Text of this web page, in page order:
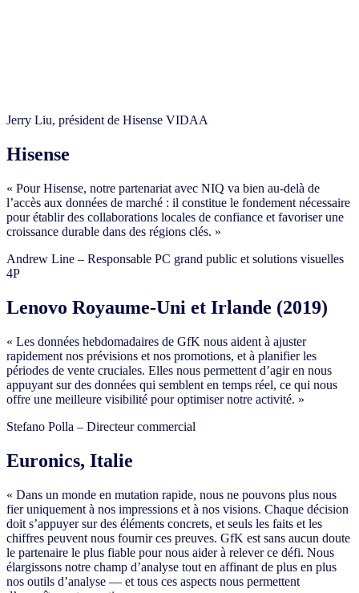
Jerry Liu, président de Hisense VIDAA
Hisense
« Pour Hisense, notre partenariat avec NIQ va bien au-delà de
l’accès aux données de marché : il constitue le fondement nécessaire
pour établir des collaborations locales de confiance et favoriser une
croissance durable dans des régions clés. »
Andrew Line – Responsable PC grand public et solutions visuelles
4P
Lenovo Royaume-Uni et Irlande (2019)
« Les données hebdomadaires de GfK nous aident à ajuster
rapidement nos prévisions et nos promotions, et à planifier les
périodes de vente cruciales. Elles nous permettent d’agir en nous
appuyant sur des données qui semblent en temps réel, ce qui nous
offre une meilleure visibilité pour optimiser notre activité. »
Stefano Polla – Directeur commercial
Euronics, Italie
« Dans un monde en mutation rapide, nous ne pouvons plus nous
fier uniquement à nos impressions et à nos visions. Chaque décision
doit s’appuyer sur des éléments concrets, et seuls les faits et les
chiffres peuvent nous fournir ces preuves. GfK est sans aucun doute
le partenaire le plus fiable pour nous aider à relever ce défi. Nous
élargissons notre champ d’analyse tout en affinant de plus en plus
nos outils d’analyse — et tous ces aspects nous permettent